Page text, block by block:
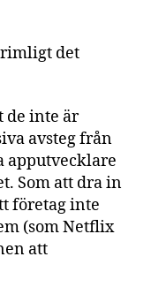
det
de inte är
avsteg från
apputvecklare
Som att dra in
företag inte
(som Netflix
att